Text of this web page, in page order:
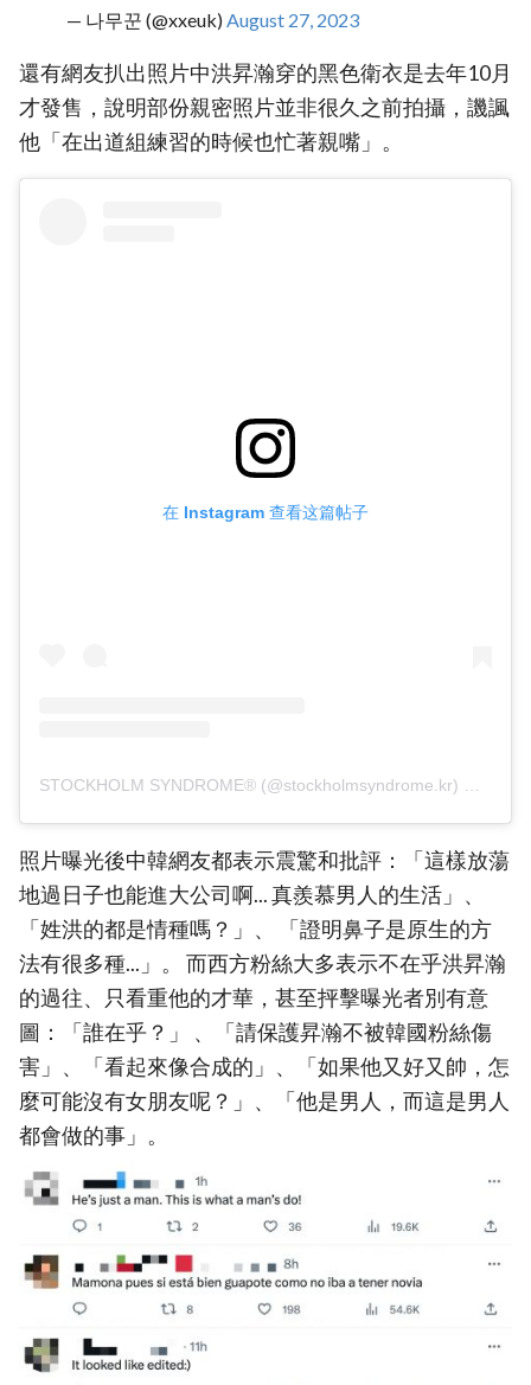
— 나무꾼 (@xxeuk)August 27, 2023
還有網友扒出照片中洪昇瀚穿的黑色衛衣是去年10月
才發售，說明部份親密照片並非很久之前拍攝，譏諷
他「在出道組練習的時候也忙著親嘴」。
在 Instagram 查看这篇帖子
照片曝光後中韓網友都表示震驚和批評：「這樣放蕩
地過日子也能進大公司啊... 真羨慕男人的生活」、
「姓洪的都是情種嗎？」、 「證明鼻子是原生的方
法有很多種...」。 而西方粉絲大多表示不在乎洪昇瀚
的過往、只看重他的才華，甚至抨擊曝光者別有意
圖：「誰在乎？」 、「請保護昇瀚不被韓國粉絲傷
害」、「看起來像合成的」、「如果他又好又帥，怎
麼可能沒有女朋友呢？」、「他是男人，而這是男人
都會做的事」。